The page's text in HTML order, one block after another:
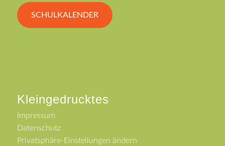
SCHULKALENDER
Kleingedrucktes
Impressum
Datenschutz
Privatsphäre-Einstellungen ändern